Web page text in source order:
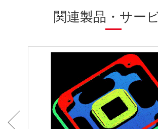
関連製品・サー